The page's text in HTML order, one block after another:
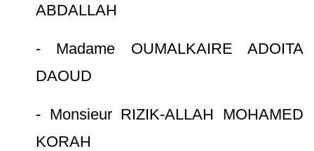
ABDALLAH
- Madame OUMALKAIRE ADOITA
DAOUD
- Monsieur RIZIK-ALLAH MOHAMED
KORAH